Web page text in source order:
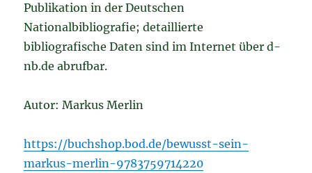
Publikation in der Deutschen
Nationalbibliografie; detaillierte
bibliografische Daten sind im Internet über d-
nb.de abrufbar.
Autor: Markus Merlin
https://buchshop.bod.de/bewusst-sein-
markus-merlin-9783759714220